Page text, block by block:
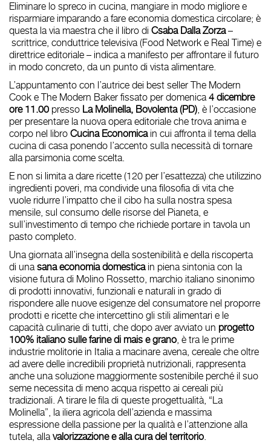
Eliminare lo spreco in cucina, mangiare in modo migliore e
risparmiare imparando a fare economia domestica circolare; è
questa la via maestra che il libro di Csaba Dalla Zorza –
scrittrice, conduttrice televisiva (Food Network e Real Time) e
direttrice editoriale – indica a manifesto per affrontare il futuro
in modo concreto, da un punto di vista alimentare.
L’appuntamento con l’autrice dei best seller The Modern
Cook e The Modern Baker fissato per domenica4 dicembre
ore 11.00 presso La Molinella, Bovolenta (PD), è l’occasione
per presentare la nuova opera editoriale che trova anima e
corpo nel libro Cucina Economicain cui affronta il tema della
cucina di casa ponendo l’accento sulla necessità di tornare
alla parsimonia come scelta.
E non si limita a dare ricette (120 per l’esattezza) che utilizzino
ingredienti poveri, ma condivide una filosofia di vita che
vuole ridurre l’impatto che il cibo ha sulla nostra spesa
mensile, sul consumo delle risorse del Pianeta, e
sull’investimento di tempo che richiede portare in tavola un
pasto completo.
Una giornata all’insegna dellasostenibilitàe della riscoperta
di unasana economia domestica in piena sintonia con la
visione futura di Molino Rossetto, marchio italiano sinonimo
di prodotti innovativi, funzionali e naturali in grado di
rispondere alle nuove esigenze del consumatore nel proporre
prodotti e ricette che intercettino gli stili alimentari e le
capacità culinarie di tutti, che dopo aver avviato un progetto
100% italiano sulle farine di mais e grano, è tra le prime
industrie molitorie in Italia a macinare avena, cereale che oltre
ad avere delle incredibili proprietà nutrizionali, rappresenta
anche una soluzione maggiormente sostenibile perché il suo
seme necessita di meno acqua rispetto ai cereali più
tradizionali. A tirare le fila di queste progettualità, “La
Molinella”, la iliera agricola dell’azienda e massima
espressione della passione per la qualità e l’attenzione alla
tutela, allavalorizzazione e alla cura del territorio.